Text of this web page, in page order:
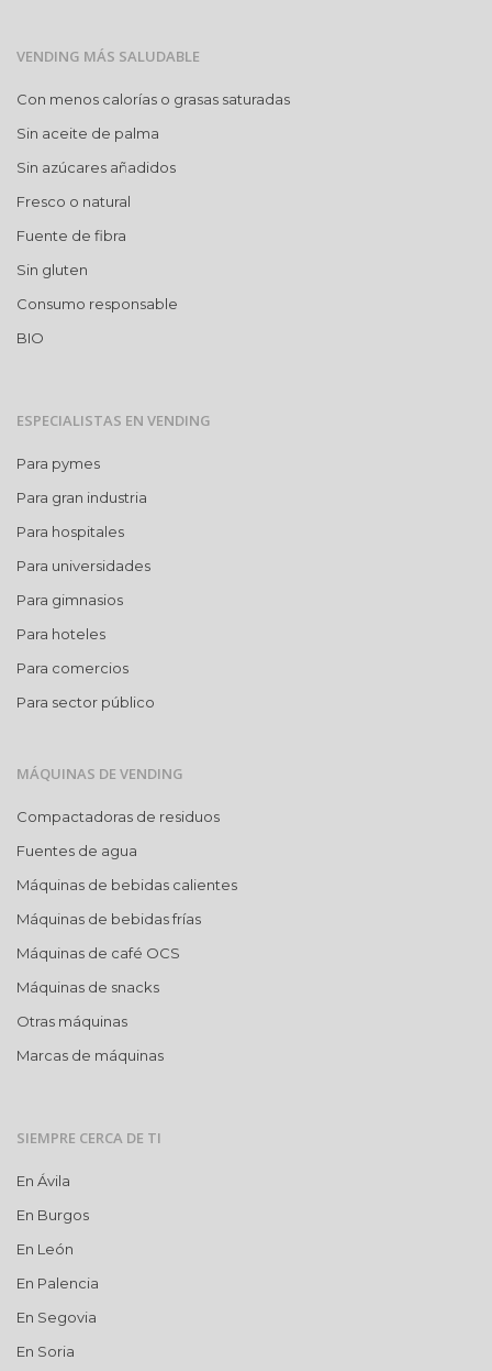
VENDING MÁS SALUDABLE
Con menos calorías o grasas saturadas
Sin aceite de palma
Sin azúcares añadidos
Fresco o natural
Fuente de fibra
Sin gluten
Consumo responsable
BIO
ESPECIALISTAS EN VENDING
Para pymes
Para gran industria
Para hospitales
Para universidades
Para gimnasios
Para hoteles
Para comercios
Para sector público
MÁQUINAS DE VENDING
Compactadoras de residuos
Fuentes de agua
Máquinas de bebidas calientes
Máquinas de bebidas frías
Máquinas de café OCS
Máquinas de snacks
Otras máquinas
Marcas de máquinas
SIEMPRE CERCA DE TI
En Ávila
En Burgos
En León
En Palencia
En Segovia
En Soria